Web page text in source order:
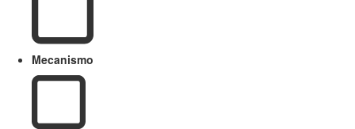
Mecanismo